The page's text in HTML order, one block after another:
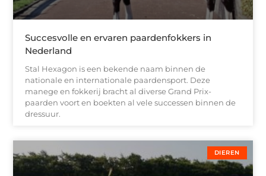
Succesvolle en ervaren paardenfokkers in
Nederland
Stal Hexagon is een bekende naam binnen de
nationale en internationale paardensport. Deze
manege en fokkerij bracht al diverse Grand Prix-
paarden voort en boekten al vele successen binnen de
dressuur.
DIEREN